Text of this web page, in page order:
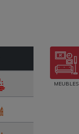
MEUBLES